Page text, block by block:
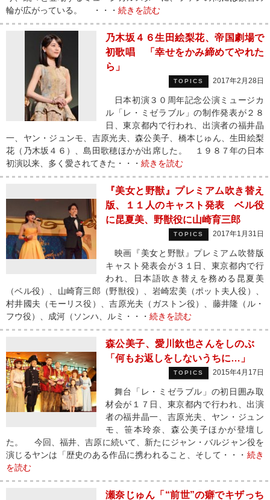
輪が広がっている。 ・・・ 続きを読む
乃木坂４６生田絵梨花、帝国劇場で
初歌唱 「幸せをかみ締めてやれた
ら」
TOPICS 2017年2月28日
日本初演３０周年記念公演ミュージカ
ル「レ・ミゼラブル」の制作発表が２８
日、東京都内で行われ、出演者の福井晶
一、ヤン・ジュンモ、吉原光夫、森公美子、橋本じゅん、生田絵梨
花（乃木坂４６）、島田歌穂ほかが出席した。 １９８７年の日本
初演以来、多く愛されてきた・・・ 続きを読む
『美女と野獣』プレミアム吹き替え
版、１１人のキャスト発表 ベル役
に昆夏美、野獣役に山崎育三郎
TOPICS 2017年1月31日
映画『美女と野獣』プレミアム吹替版
キャスト発表会が３１日、東京都内で行
われ、日本語吹き替えを務める昆夏美
（ベル役）、山崎育三郎（野獣役）、岩崎宏美（ポット夫人役）、
村井國夫（モーリス役）、吉原光夫（ガストン役）、藤井隆（ル・
フウ役）、成河（ソンハ、ルミ・・・ 続きを読む
森公美子、愛川欽也さんをしのぶ
「何もお返しをしないうちに…」
TOPICS 2015年4月17日
舞台「レ・ミゼラブル」の初日囲み取
材会が１７日、東京都内で行われ、出演
者の福井晶一、吉原光夫、ヤン・ジュン
モ、笹本玲奈、森公美子ほかが登壇し
た。 今回、福井、吉原に続いて、新たにジャン・バルジャン役を
演じるヤンは「歴史のある作品に携われること、そして・・・ 続き
を読む
瀬奈じゅん「“前世”の癖でキザっち